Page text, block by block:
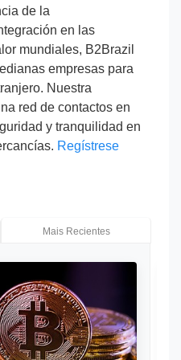
de la
en las
mundiales, B2Brazil
empresas para
Nuestra
red de contactos en
y tranquilidad en
Regístrese
Mais Recientes